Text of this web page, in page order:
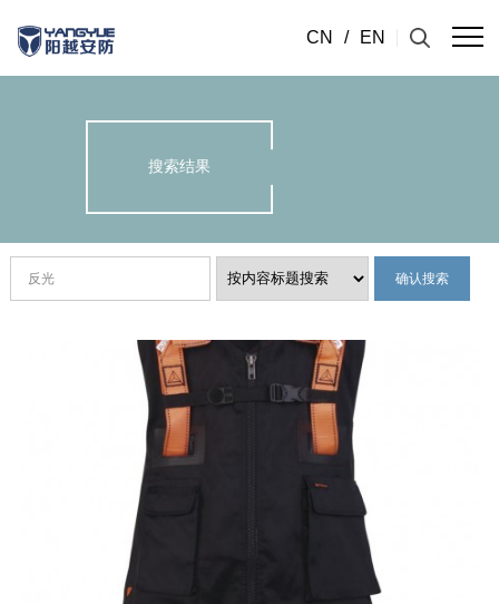
CN / EN
搜索结果